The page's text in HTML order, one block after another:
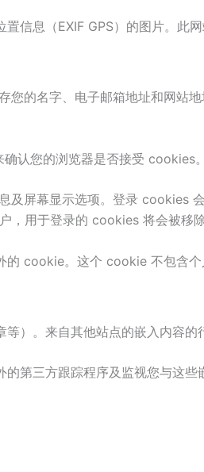
信息（EXIF GPS）的图片。此
的名字、电子邮箱地址和网站
认您的浏览器是否接受 cookies
及屏幕显示选项。登录 cookies
，用于登录的 cookies 将会被移除
cookie。这个 cookie 不包含
）。来自其他站点的嵌入内容的
第三方跟踪程序及监视您与这